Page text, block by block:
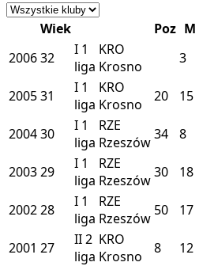
Wiek Poz M
200632 I 1
liga
KRO
Krosno
3
200531 I 1
liga
KRO
Krosno
20 15
200430 I 1
liga
RZE
Rzeszów34 8
200329 I 1
liga
RZE
Rzeszów30 18
200228 I 1
liga
RZE
Rzeszów 50 17
2001 27 II2
liga
KRO
Krosno
8 12